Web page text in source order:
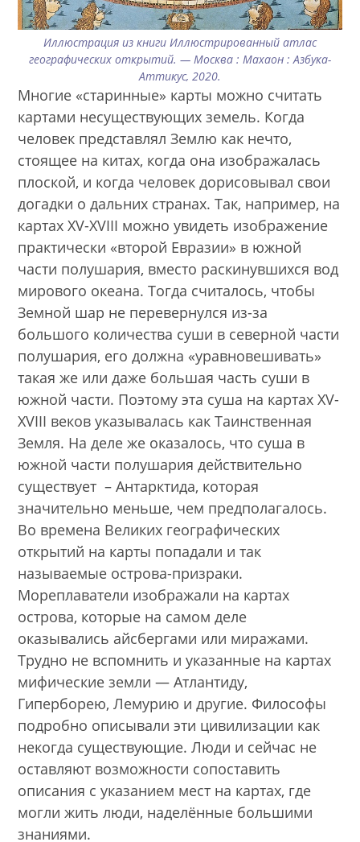
Иллюстрация из книги Иллюстрированный атлас
географических открытий. — Москва : Махаон : Азбука-
Аттикус, 2020.
Многие «старинные» карты можно считать
картами несуществующих земель. Когда
человек представлял Землю как нечто,
стоящее на китах, когда она изображалась
плоской, и когда человек дорисовывал свои
догадки о дальних странах. Так, например, на
картах XV-XVIII можно увидеть изображение
практически «второй Евразии» в южной
части полушария, вместо раскинувшихся вод
мирового океана. Тогда считалось, чтобы
Земной шар не перевернулся из-за
большого количества суши в северной части
полушария, его должна «уравновешивать»
такая же или даже большая часть суши в
южной части. Поэтому эта суша на картах XV-
XVIII веков указывалась как Таинственная
Земля. На деле же оказалось, что суша в
южной части полушария действительно
существует – Антарктида, которая
значительно меньше, чем предполагалось.
Во времена Великих географических
открытий на карты попадали и так
называемые острова-призраки.
Мореплаватели изображали на картах
острова, которые на самом деле
оказывались айсбергами или миражами.
Трудно не вспомнить и указанные на картах
мифические земли — Атлантиду,
Гиперборею, Лемурию и другие. Философы
подробно описывали эти цивилизации как
некогда существующие. Люди и сейчас не
оставляют возможности сопоставить
описания с указанием мест на картах, где
могли жить люди, наделённые большими
знаниями.